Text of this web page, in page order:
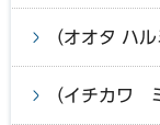
（オオタ ハ
（イチカワ